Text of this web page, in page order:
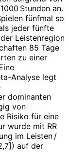
Stunden an.
fünfmal so
jeder fünfte
Leisten­region
85 Tage
zu einer
Analyse legt
dominanten
von
Risiko für eine
wurde mit RR
im Leisten /
auf der